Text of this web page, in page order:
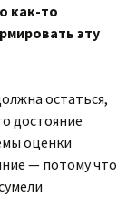
как-то
эту
остаться,
достояние
оценки
— потому что